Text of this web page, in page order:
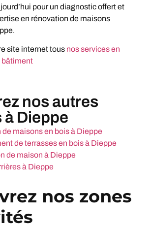
pour un diagnostic offert et
en rénovation de maisons
site internet tous nos services en
bâtiment
nos autres
Dieppe
maisons en bois à Dieppe
de terrasses en bois à Dieppe
de maison à Dieppe
à Dieppe
nos zones